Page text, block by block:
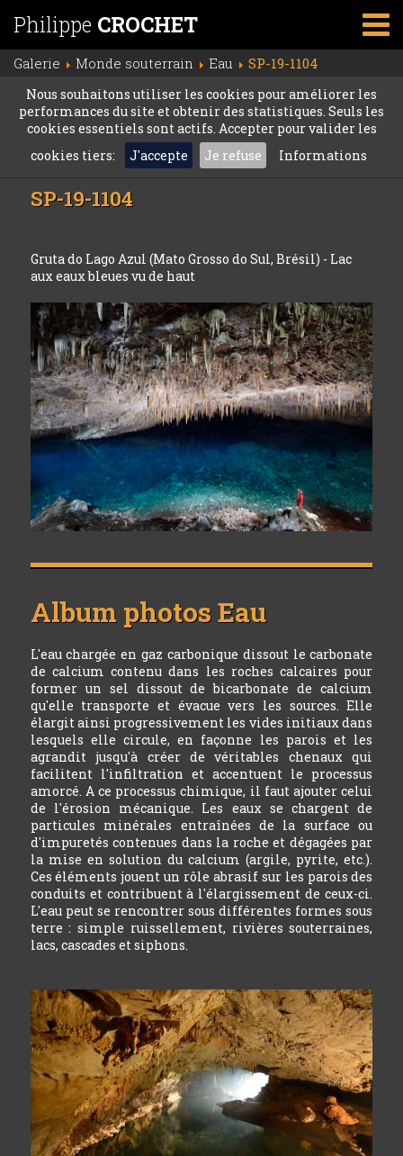
Philippe CROCHET
Galerie Monde souterrain Eau SP-19-1104
Nous souhaitons utiliser les cookies pour améliorer les
performances du site et obtenir des statistiques. Seuls les
cookies essentiels sont actifs. Accepter pour valider les
cookies tiers:
J'accepte Je refuse Informations
SP-19-1104
Gruta do Lago Azul (Mato Grosso do Sul, Brésil) - Lac
aux eaux bleues vu de haut
Album photosEau
L'eau chargée en gaz carbonique dissout le carbonate
de calcium contenu dans les roches calcaires pour
former un sel dissout de bicarbonate de calcium
qu'elle transporte et évacue vers les sources. Elle
élargit ainsi progressivement les vides initiaux dans
lesquels elle circule, en façonne les parois et les
agrandit jusqu'à créer de véritables chenaux qui
facilitent l'infiltration et accentuent le processus
amorcé. A ce processus chimique, il faut ajouter celui
de l'érosion mécanique. Les eaux se chargent de
particules minérales entraînées de la surface ou
d'impuretés contenues dans la roche et dégagées par
la mise en solution du calcium (argile, pyrite, etc.).
Ces éléments jouent un rôle abrasif sur les parois des
conduits et contribuent à l'élargissement de ceux-ci.
L'eau peut se rencontrer sous différentes formes sous
terre : simple ruissellement, rivières souterraines,
lacs, cascades et siphons.